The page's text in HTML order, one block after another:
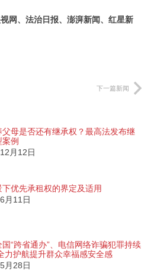
网、法治日报、澎湃新闻、红星新
下一篇新闻
父母是否还有继承权？最高法发布继
例
月12日
下优先承租权的界定及适用
月11日
国“跨省通办”、电信网络诈骗犯罪持续
力护航提升群众幸福感安全感
月28日